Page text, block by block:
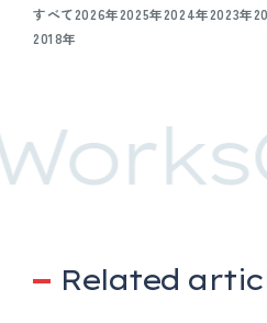
すべて2026年2025年2024年2023年
2018年
Related